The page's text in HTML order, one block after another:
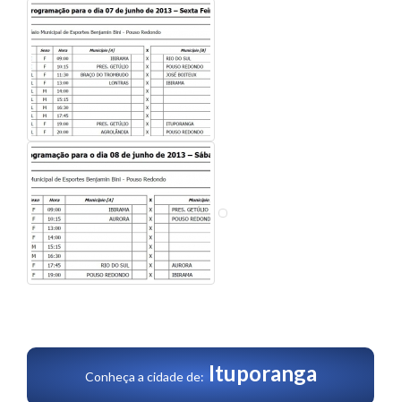
Conheça a cidade de: Ituporanga